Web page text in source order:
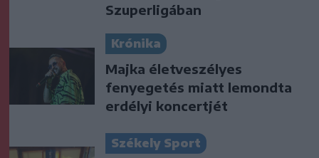
Szuperligában
Krónika
Majka életveszélyes
fenyegetés miatt lemondta
erdélyi koncertjét
Székely Sport